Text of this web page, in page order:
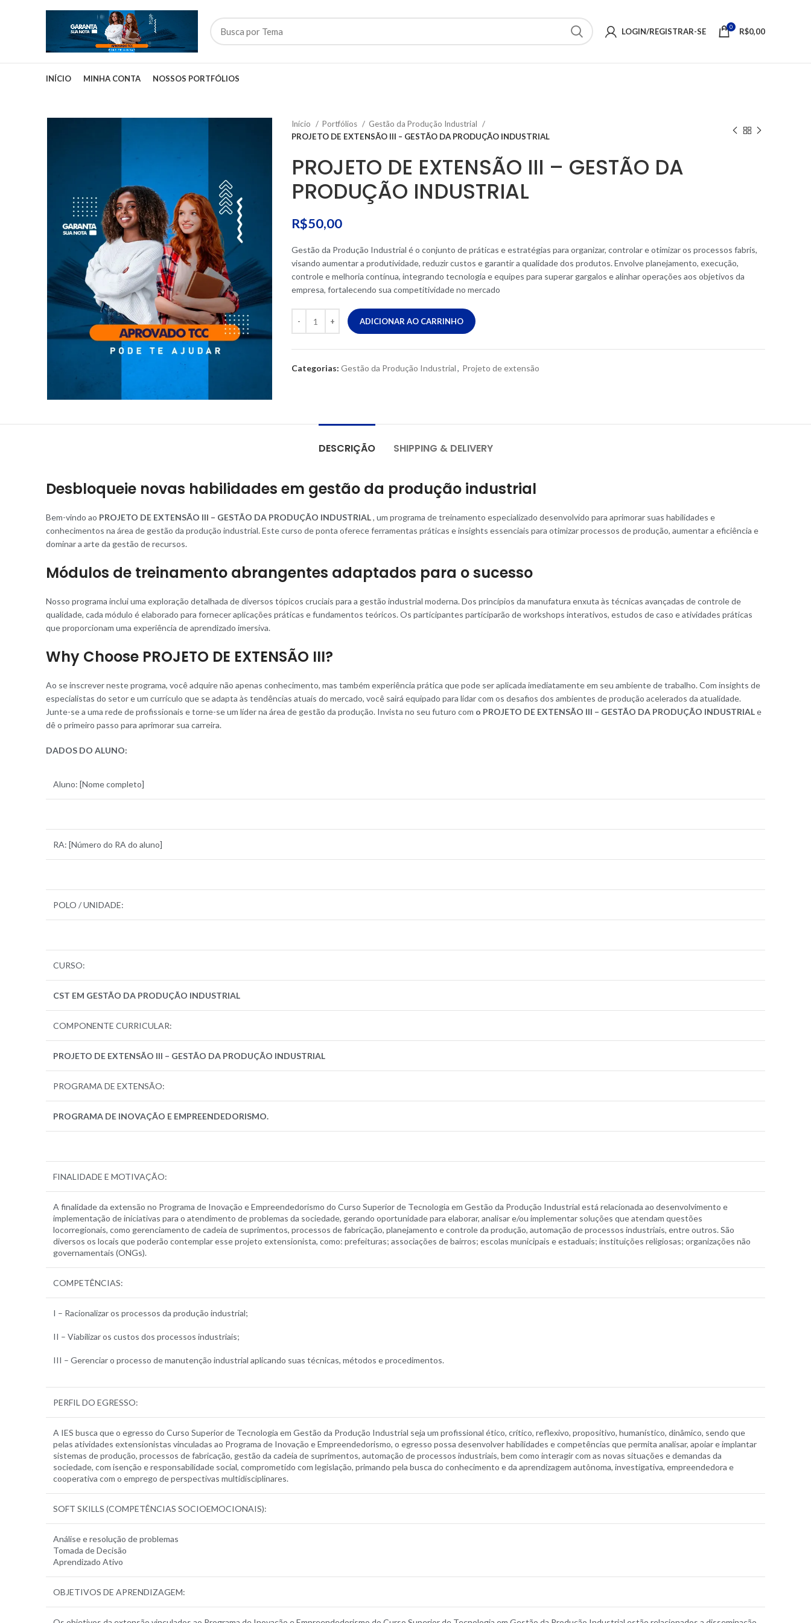
LOGIN/REGISTRAR-SE 0 R$0,00
INÍCIO MINHA CONTA NOSSOS PORTFÓLIOS
Início Portfólios
Gestão da Produção Industrial
PROJETO DE EXTENSÃO III – GESTÃO DA PRODUÇÃO INDUSTRIAL
PROJETO DE EXTENSÃO III – GESTÃO DA
PRODUÇÃO INDUSTRIAL
R$50,00
Gestão da Produção Industrial é o conjunto de práticas e estratégias para organizar, controlar e otimizar os processos fabris,
visando aumentar a produtividade, reduzir custos e garantir a qualidade dos produtos. Envolve planejamento, execução,
controle e melhoria contínua, integrando tecnologia e equipes para superar gargalos e alinhar operações aos objetivos da
empresa, fortalecendo sua competitividade no mercado
ADICIONAR AO CARRINHO
Categorias: Gestão da Produção Industrial, Projeto de extensão
DESCRIÇÃO SHIPPING & DELIVERY
Desbloqueie novas habilidades em gestão da produção industrial
Bem-vindo ao PROJETO DE EXTENSÃO III – GESTÃO DA PRODUÇÃO INDUSTRIAL, um programa de treinamento especializado desenvolvido para aprimorar suas habilidades e
conhecimentos na área de gestão da produção industrial. Este curso de ponta oferece ferramentas práticas e insights essenciais para otimizar processos de produção, aumentar a eficiência e
dominar a arte da gestão de recursos.
Módulos de treinamento abrangentes adaptados para o sucesso
Nosso programa inclui uma exploração detalhada de diversos tópicos cruciais para a gestão industrial moderna. Dos princípios da manufatura enxuta às técnicas avançadas de controle de
qualidade, cada módulo é elaborado para fornecer aplicações práticas e fundamentos teóricos. Os participantes participarão de workshops interativos, estudos de caso e atividades práticas
que proporcionam uma experiência de aprendizado imersiva.
Why Choose PROJETO DE EXTENSÃO III?
Ao se inscrever neste programa, você adquire não apenas conhecimento, mas também experiência prática que pode ser aplicada imediatamente em seu ambiente de trabalho. Com insights de
especialistas do setor e um currículo que se adapta às tendências atuais do mercado, você sairá equipado para lidar com os desafios dos ambientes de produção acelerados da atualidade.
Junte-se a uma rede de profissionais e torne-se um líder na área de gestão da produção. Invista no seu futuro com o PROJETO DE EXTENSÃO III – GESTÃO DA PRODUÇÃO INDUSTRIALe
dê o primeiro passo para aprimorar sua carreira.
DADOS DO ALUNO:
Aluno: [Nome completo]
RA: [Número do RA do aluno]
POLO / UNIDADE:
CURSO:
CST EM GESTÃO DA PRODUÇÃO INDUSTRIAL
COMPONENTE CURRICULAR:
PROJETO DE EXTENSÃO III – GESTÃO DA PRODUÇÃO INDUSTRIAL
PROGRAMA DE EXTENSÃO:
PROGRAMA DE INOVAÇÃO E EMPREENDEDORISMO.
FINALIDADE E MOTIVAÇÃO:
A finalidade da extensão no Programa de Inovação e Empreendedorismo do Curso Superior de Tecnologia em Gestão da Produção Industrial está relacionada ao desenvolvimento e
implementação de iniciativas para o atendimento de problemas da sociedade, gerando oportunidade para elaborar, analisar e/ou implementar soluções que atendam questões
locorregionais, como gerenciamento de cadeia de suprimentos, processos de fabricação, planejamento e controle da produção, automação de processos industriais, entre outros. São
diversos os locais que poderão contemplar esse projeto extensionista, como: prefeituras; associações de bairros; escolas municipais e estaduais; instituições religiosas; organizações não
governamentais (ONGs).
COMPETÊNCIAS:
I – Racionalizar os processos da produção industrial;
II – Viabilizar os custos dos processos industriais;
III – Gerenciar o processo de manutenção industrial aplicando suas técnicas, métodos e procedimentos.
PERFIL DO EGRESSO:
A IES busca que o egresso do Curso Superior de Tecnologia em Gestão da Produção Industrial seja um profissional ético, crítico, reflexivo, propositivo, humanístico, dinâmico, sendo que
pelas atividades extensionistas vinculadas ao Programa de Inovação e Empreendedorismo, o egresso possa desenvolver habilidades e competências que permita analisar, apoiar e implantar
sistemas de produção, processos de fabricação, gestão da cadeia de suprimentos, automação de processos industriais, bem como interagir com as novas situações e demandas da
sociedade, com isenção e responsabilidade social, comprometido com legislação, primando pela busca do conhecimento e da aprendizagem autônoma, investigativa, empreendedora e
cooperativa com o emprego de perspectivas multidisciplinares.
SOFT SKILLS (COMPETÊNCIAS SOCIOEMOCIONAIS):
Análise e resolução de problemas
Tomada de Decisão
Aprendizado Ativo
OBJETIVOS DE APRENDIZAGEM: